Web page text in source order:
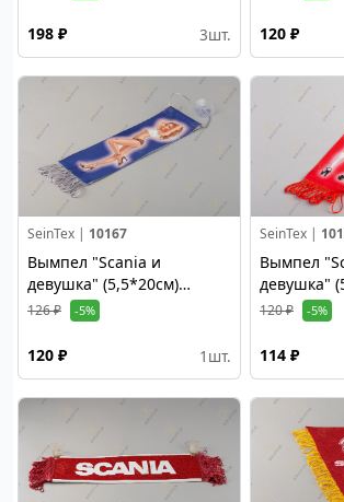
198 ₽ 3шт. 120 ₽
SeinTex | 10167
Вымпел "Scania и
девушка" (5,5*20см)
бахрома синий цвет
126 ₽ -5%
120 ₽ 1 шт.
SeinTex |
Вымпел
девушка"
бахрома
120 ₽ -5%
114 ₽